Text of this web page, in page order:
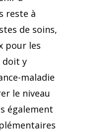
reste à
de soins,
pour les
doit y
maladie
le niveau
également